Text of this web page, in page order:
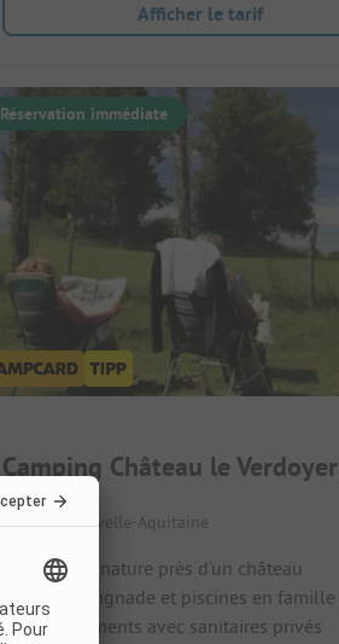
Afficher le tarif
Réservation immédiate
Camping Château le Verdoyer
France / Nouvelle-Aquitaine
Vacances nature près d'un château
Lac de baignade et piscines en famille
Emplacements avec sanitaires privés